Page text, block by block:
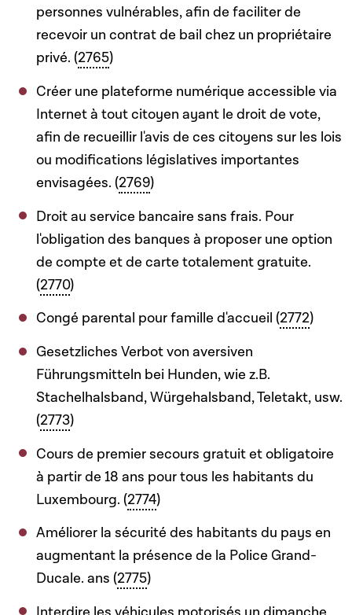
personnes vulnérables, afin de faciliter de
recevoir un contrat de bail chez un propriétaire
privé. (2765)
Créer une plateforme numérique accessible via
Internet à tout citoyen ayant le droit de vote,
afin de recueillir l'avis de ces citoyens sur les lois
ou modifications législatives importantes
envisagées. (2769)
Droit au service bancaire sans frais. Pour
l'obligation des banques à proposer une option
de compte et de carte totalement gratuite.
(2770)
Congé parental pour famille d'accueil (2772)
Gesetzliches Verbot von aversiven
Führungsmitteln bei Hunden, wie z.B.
Stachelhalsband, Würgehalsband, Teletakt, usw.
(2773)
Cours de premier secours gratuit et obligatoire
à partir de 18 ans pour tous les habitants du
Luxembourg. (2774)
Améliorer la sécurité des habitants du pays en
augmentant la présence de la Police Grand-
Ducale. ans (2775)